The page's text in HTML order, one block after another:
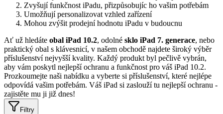
Zvyšují funkčnost iPadu, přizpůsobujíc ho vašim potřebám
Umožňují personalizovat vzhled zařízení
Mohou zvýšit prodejní hodnotu iPadu v budoucnu
Ať už hledáte obal iPad 10.2, odolné sklo iPad 7. generace, nebo
praktický obal s klávesnicí, v našem obchodě najdete široký výběr
příslušenství nejvyšší kvality. Každý produkt byl pečlivě vybrán,
aby vám poskytl nejlepší ochranu a funkčnost pro váš iPad 10.2.
Prozkoumejte naši nabídku a vyberte si příslušenství, které nejlépe
odpovídá vašim potřebám. Váš iPad si zaslouží tu nejlepší ochranu -
zajistěte mu ji již dnes!
Filtry